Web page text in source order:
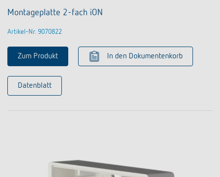
Montageplatte 2-fach iON
Artikel-Nr. 9070822
Zum Produkt In den Dokumentenkorb
Datenblatt